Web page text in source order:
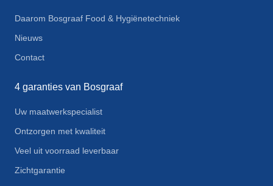
Daarom Bosgraaf Food & Hygiënetechniek
Nieuws
Contact
4 garanties van Bosgraaf
Uw maatwerkspecialist
Ontzorgen met kwaliteit
Veel uit voorraad leverbaar
Zichtgarantie